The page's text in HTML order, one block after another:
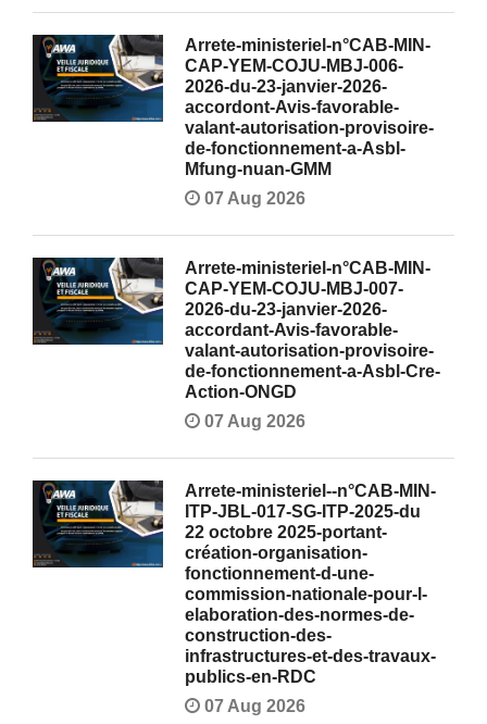
Arrete-ministeriel-n°CAB-MIN-
CAP-YEM-COJU-MBJ-006-
2026-du-23-janvier-2026-
accordont-Avis-favorable-
valant-autorisation-provisoire-
de-fonctionnement-a-Asbl-
Mfung-nuan-GMM
07 Aug 2026
Arrete-ministeriel-n°CAB-MIN-
CAP-YEM-COJU-MBJ-007-
2026-du-23-janvier-2026-
accordant-Avis-favorable-
valant-autorisation-provisoire-
de-fonctionnement-a-Asbl-Cre-
Action-ONGD
07 Aug 2026
Arrete-ministeriel--n°CAB-MIN-
ITP-JBL-017-SG-ITP-2025-du
22 octobre 2025-portant-
création-organisation-
fonctionnement-d-une-
commission-nationale-pour-l-
elaboration-des-normes-de-
construction-des-
infrastructures-et-des-travaux-
publics-en-RDC
07 Aug 2026